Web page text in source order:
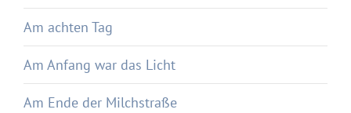
Am achten Tag
Am Anfang war das Licht
Am Ende der Milchstraße